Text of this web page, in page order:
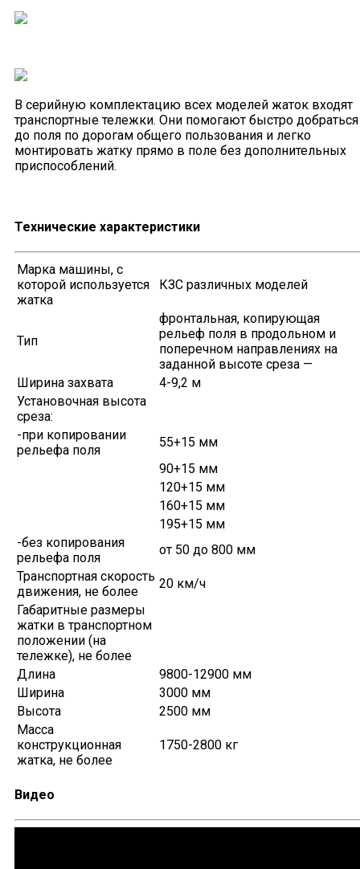
В серийную комплектацию всех моделей жаток входят
транспортные тележки. Они помогают быстро добраться
до поля по дорогам общего пользования и легко
монтировать жатку прямо в поле без дополнительных
приспособлений.
Технические характеристики
Марка машины, с
которой используется
жатка
КЗС различных моделей
Тип
фронтальная, копирующая
рельеф поля в продольном и
поперечном направлениях на
заданной высоте среза —
Ширина захвата
4-9,2 м
Установочная высота
среза:
-при копировании
рельефа поля
55+15 мм
90+15 мм
120+15 мм
160+15 мм
195+15 мм
-без копирования
рельефа поля
от 50 до 800 мм
Транспортная скорость
движения, не более
20 км/ч
Габаритные размеры
жатки в транспортном
положении (на
тележке), не более
Длина
9800-12900 мм
Ширина
3000 мм
Высота
2500 мм
Масса
конструкционная
жатка, не более
1750-2800 кг
Видео